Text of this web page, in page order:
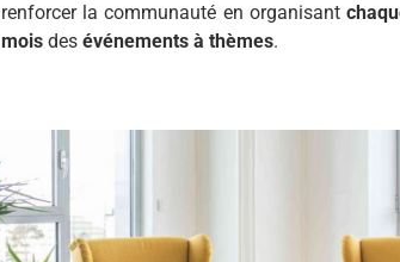
renforcer la communauté en organisant
moisdes événements à thèmes.